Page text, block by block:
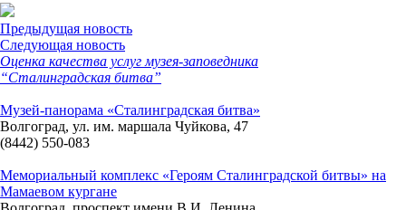
Предыдущая новость
Следующая новость
Оценка качества услуг музея-заповедника
“Сталинградская битва”
Музей-панорама «Сталинградская битва»
Волгоград, ул. им. маршала Чуйкова, 47
(8442) 550-083
Мемориальный комплекс «Героям Сталинградской битвы» на
Мамаевом кургане